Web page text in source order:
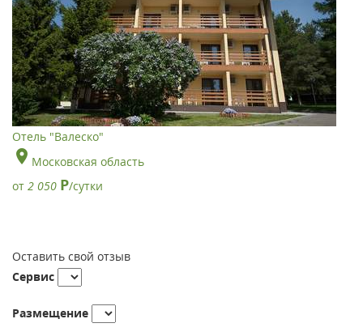
Отель "Валеско"
Московская область
от 2 050 Р/сутки
Оставить свой отзыв
Сервис
Размещение